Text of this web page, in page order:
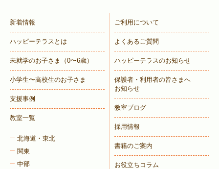
新着情報
ハッピーテラスとは
未就学のお子さま （0〜6歳）
小学生〜高校生のお子さま
支援事例
教室一覧
北海道・東北
関東
中部
ご利用について
よくあるご質問
ハッピーテラスのお知らせ
保護者・利用者の皆さまへ
お知らせ
教室ブログ
採用情報
書籍のご案内
お役立ちコラム